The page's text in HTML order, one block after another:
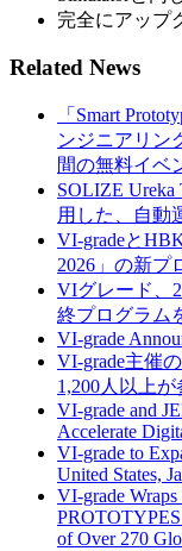
完全にアップ
Related News
「Smart
ンジニアリン
間の無料イベ
SOLIZE
用した、自動
VI-gradeと
2026」の新プ
VIグレード、
終プログラム
VI-grade
VI-grade主催
1,200人以上
VI-grade and
Accelerate
VI-grade to
United States,
VI-grade
PROTOTYPES
of Over 270